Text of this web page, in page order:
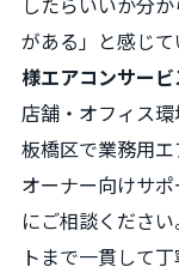
がある」と感じて
様エアコンサービ
店舗・オフィス環
板橋区で業務用エ
オーナー向けサ
にご相談くださ
トまで一貫して